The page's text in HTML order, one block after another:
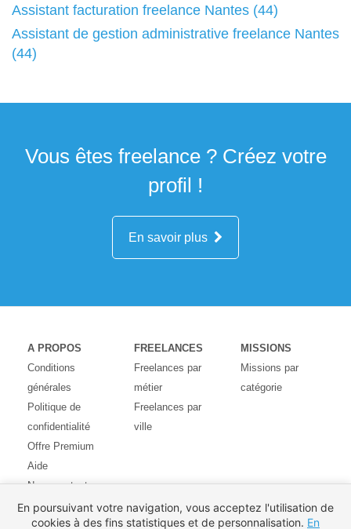
Assistant facturation freelance Nantes (44)
Assistant de gestion administrative freelance Nantes
(44)
Vous êtes freelance ? Créez votre
profil !
En savoir plus
A PROPOS
Conditions
générales
Politique de
confidentialité
Offre Premium
Aide
Nous contacter
Avis des
utilisateurs
FREELANCES
Freelances par
métier
Freelances par
ville
MISSIONS
Missions par
catégorie
En poursuivant votre navigation, vous acceptez l'utilisation de
cookies à des fins statistiques et de personnalisation. En